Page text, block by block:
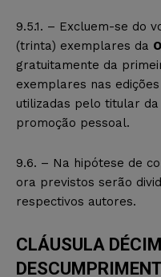
9.5.1. – Excluem-se do
(trinta) exemplares da
gratuitamente da
exemplares nas
utilizadas pelo titular da
promoção pessoal.
9.6. – Na hipótese de
ora previstos serão
respectivos autores.
CLÁUSULA